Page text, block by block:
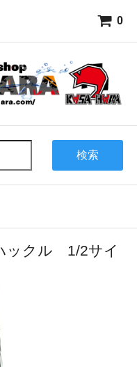
0
検索
ックル 1/2サイ